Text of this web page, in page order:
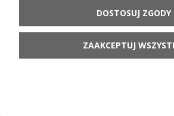
DOSTOSUJ ZGODY
ZAAKCEPTUJ